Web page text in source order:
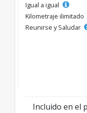
Igual a igual
Kilometraje ilimitado
Reunirse y Saludar
Incluido en el